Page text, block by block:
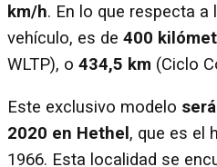
km/h. En lo que respecta a
vehículo, es de 400
WLTP), o 434,5 km (Ciclo
Este exclusivo modelo
2020 en Hethel , que es el
1966. Esta localidad se